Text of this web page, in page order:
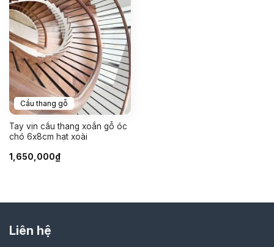
Cầu thang gỗ
Tay vịn cầu thang xoắn gỗ óc
chó 6x8cm hạt xoài
1,650,000₫
Liên hệ